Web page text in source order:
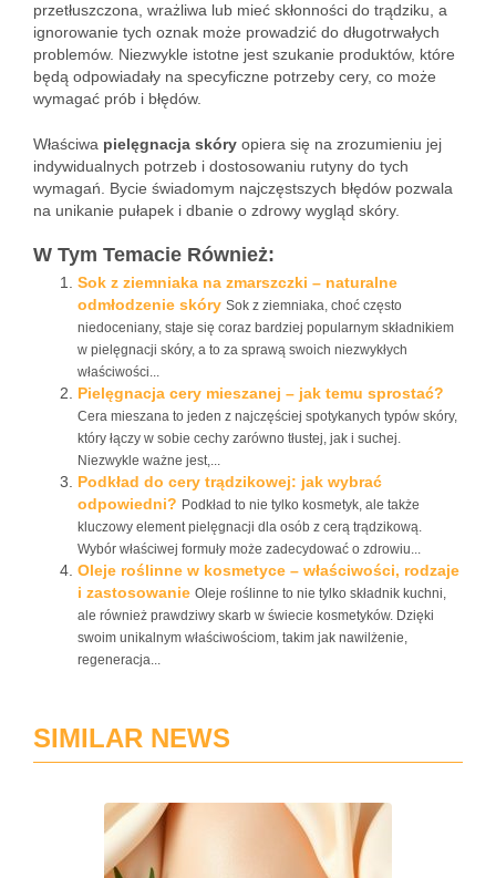
przetłuszczona, wrażliwa lub mieć skłonności do trądziku, a
ignorowanie tych oznak może prowadzić do długotrwałych
problemów. Niezwykle istotne jest szukanie produktów, które
będą odpowiadały na specyficzne potrzeby cery, co może
wymagać prób i błędów.
Właściwa pielęgnacja skóry opiera się na zrozumieniu jej
indywidualnych potrzeb i dostosowaniu rutyny do tych
wymagań. Bycie świadomym najczęstszych błędów pozwala
na unikanie pułapek i dbanie o zdrowy wygląd skóry.
W Tym Temacie Również:
Sok z ziemniaka na zmarszczki – naturalne
odmłodzenie skóry Sok z ziemniaka, choć często
niedoceniany, staje się coraz bardziej popularnym składnikiem
w pielęgnacji skóry, a to za sprawą swoich niezwykłych
właściwości...
Pielęgnacja cery mieszanej – jak temu sprostać?
Cera mieszana to jeden z najczęściej spotykanych typów skóry,
który łączy w sobie cechy zarówno tłustej, jak i suchej.
Niezwykle ważne jest,...
Podkład do cery trądzikowej: jak wybrać
odpowiedni? Podkład to nie tylko kosmetyk, ale także
kluczowy element pielęgnacji dla osób z cerą trądzikową.
Wybór właściwej formuły może zadecydować o zdrowiu...
Oleje roślinne w kosmetyce – właściwości, rodzaje
i zastosowanie Oleje roślinne to nie tylko składnik kuchni,
ale również prawdziwy skarb w świecie kosmetyków. Dzięki
swoim unikalnym właściwościom, takim jak nawilżenie,
regeneracja...
SIMILAR NEWS